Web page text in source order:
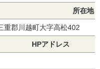
所在地
重郡川越町大字高松402
HPアドレス